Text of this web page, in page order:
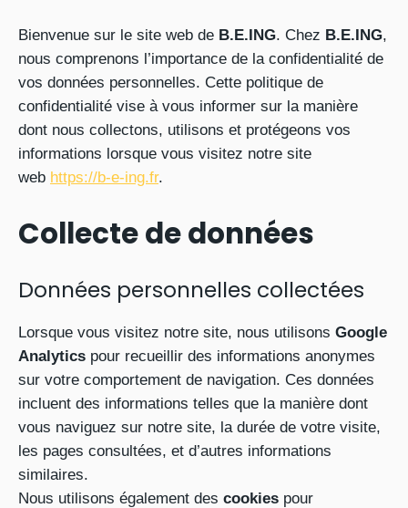
Bienvenue sur le site web de B.E.ING. Chez B.E.ING,
nous comprenons l’importance de la confidentialité de
vos données personnelles. Cette politique de
confidentialité vise à vous informer sur la manière
dont nous collectons, utilisons et protégeons vos
informations lorsque vous visitez notre site
web https://b-e-ing.fr.
Collecte de données
Données personnelles collectées
Lorsque vous visitez notre site, nous utilisons Google
Analytics pour recueillir des informations anonymes
sur votre comportement de navigation. Ces données
incluent des informations telles que la manière dont
vous naviguez sur notre site, la durée de votre visite,
les pages consultées, et d’autres informations
similaires.
Nous utilisons également des cookies pour